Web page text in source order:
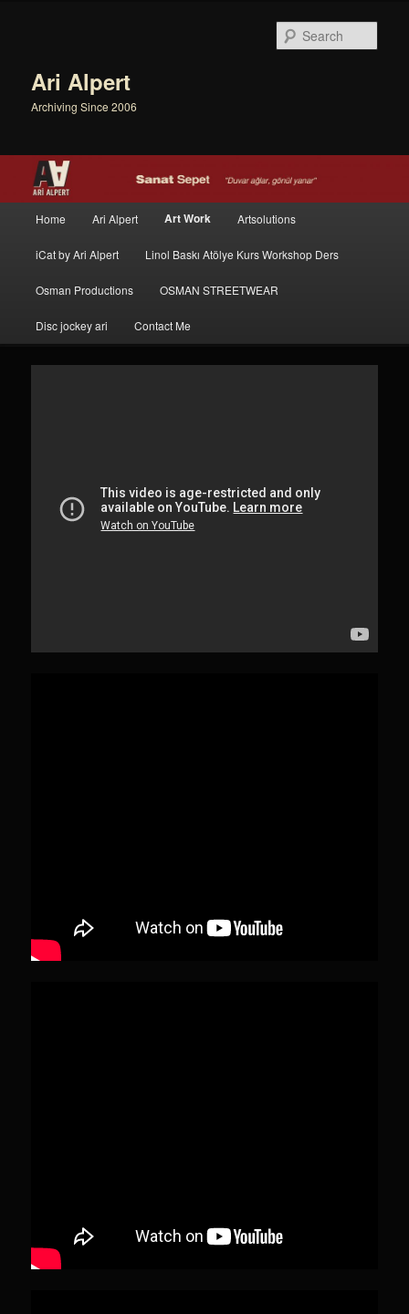
Ari Alpert
Archiving Since 2006
Skip to primary content
Skip to secondary content
Home Ari Alpert Art Work Artsolutions
iCat by Ari Alpert Linol Baskı Atölye Kurs Workshop Ders
Osman Productions OSMAN STREETWEAR
Disc jockey ari Contact Me